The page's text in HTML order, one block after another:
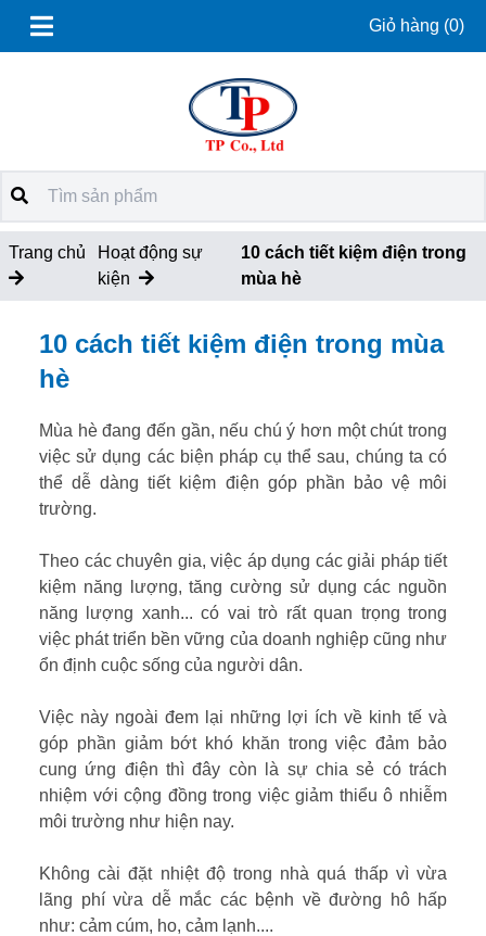
Giỏ hàng (0)
Trang chủ
Hoạt động sự
kiện
10 cách tiết kiệm điện trong
mùa hè
10 cách tiết kiệm điện trong mùa
hè
Mùa hè đang đến gần, nếu chú ý hơn một chút trong
việc sử dụng các biện pháp cụ thể sau, chúng ta có
thể dễ dàng tiết kiệm điện góp phần bảo vệ môi
trường.
Theo các chuyên gia, việc áp dụng các giải pháp tiết
kiệm năng lượng, tăng cường sử dụng các nguồn
năng lượng xanh... có vai trò rất quan trọng trong
việc phát triển bền vững của doanh nghiệp cũng như
ổn định cuộc sống của người dân.
Việc này ngoài đem lại những lợi ích về kinh tế và
góp phần giảm bớt khó khăn trong việc đảm bảo
cung ứng điện thì đây còn là sự chia sẻ có trách
nhiệm với cộng đồng trong việc giảm thiểu ô nhiễm
môi trường như hiện nay.
Không cài đặt nhiệt độ trong nhà quá thấp vì vừa
lãng phí vừa dễ mắc các bệnh về đường hô hấp
như: cảm cúm, ho, cảm lạnh....